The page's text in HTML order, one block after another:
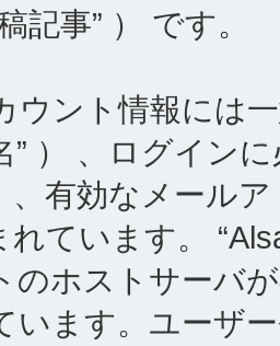
記事” ） です。
ウント情報には
” ） 、ログイン
、有効なメール
れています。
のホストサーバ
います。ユーザ